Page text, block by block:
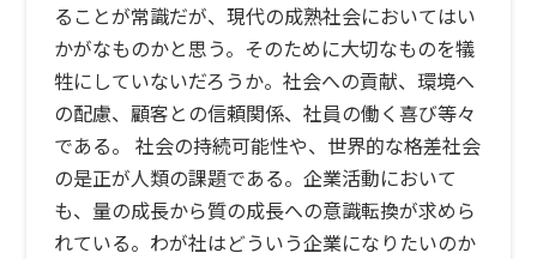
ることが常識だが、現代の成熟社会においてはい
かがなものかと思う。そのために大切なものを犠
牲にしていないだろうか。社会への貢献、環境へ
の配慮、顧客との信頼関係、社員の働く喜び等々
である。 社会の持続可能性や、世界的な格差社会
の是正が人類の課題である。企業活動において
も、量の成長から質の成長への意識転換が求めら
れている。わが社はどういう企業になりたいのか